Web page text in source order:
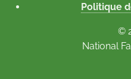
Politique
©
National